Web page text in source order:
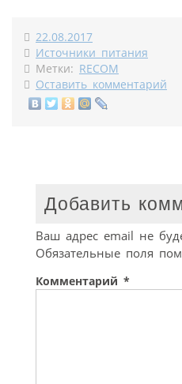
22.08.2017
Источники питания
Метки: RECOM
Оставить комментарий
Добавить
Ваш адрес email не
Обязательные поля
Комментарий *